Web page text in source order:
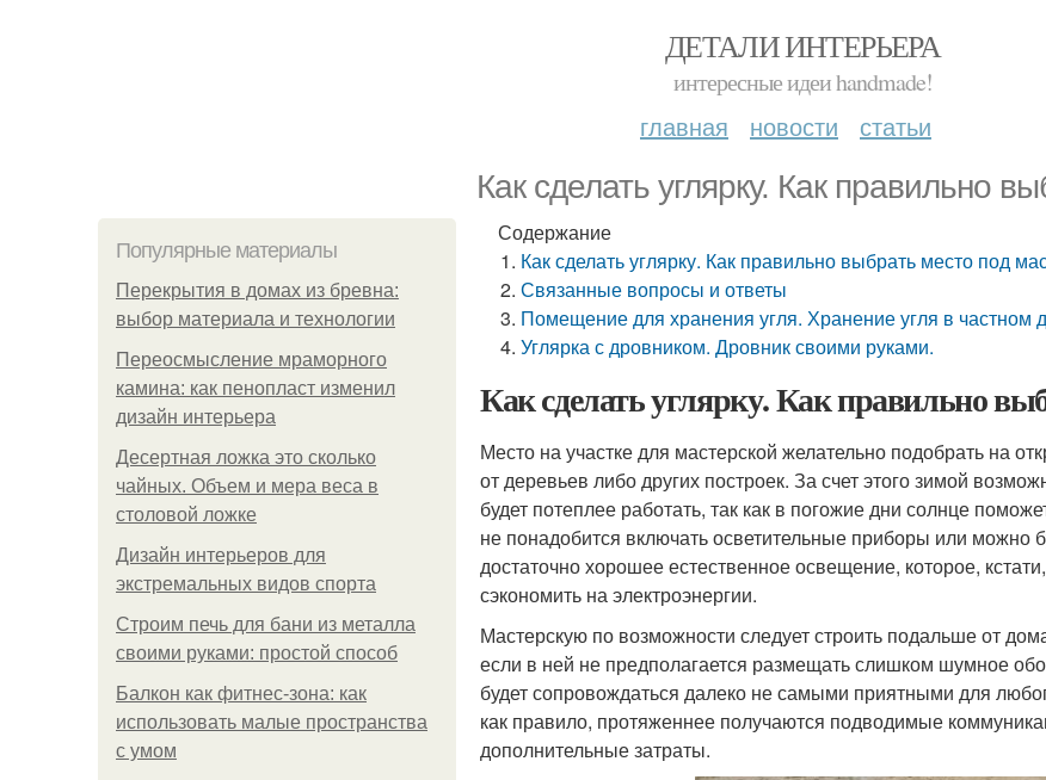
ДЕТАЛИ ИНТЕРЬЕРА
интересные идеи handmade!
главная новости статьи
Как сделать углярку. Как правильно
Популярные материалы
Перекрытия в домах из бревна:
выбор материала и технологии
Переосмысление мраморного
камина: как пенопласт изменил
дизайн интерьера
Десертная ложка это сколько
чайных. Объем и мера веса в
столовой ложке
Дизайн интерьеров для
экстремальных видов спорта
Строим печь для бани из металла
своими руками: простой способ
Балкон как фитнес-зона: как
использовать малые пространства
с умом
Содержание
Как сделать углярку. Как правильно выбрать место под
Связанные вопросы и ответы
Помещение для хранения угля. Хранение угля в частном
Углярка с дровником. Дровник своими руками.
Как сделать углярку. Как правильно
Место на участке для мастерской желательно подобрать на
от деревьев либо других построек. За счет этого зимой
будет потеплее работать, так как в погожие дни солнце
не понадобится включать осветительные приборы или можно
достаточно хорошее естественное освещение, которое,
сэкономить на электроэнергии.
Мастерскую по возможности следует строить подальше от
если в ней не предполагается размещать слишком шумное
будет сопровождаться далеко не самыми приятными для
как правило, протяженнее получаются подводимые
дополнительные затраты.